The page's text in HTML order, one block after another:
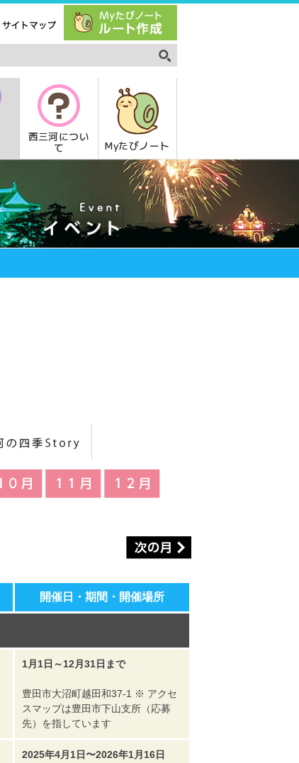
西三河につい
て
Myたびノート
開催日・期間・開催場所
1月1日～12月31日まで
豊田市大沼町越田和37-1 ※ アクセ
スマップは豊田市下山支所（応募
先）を指しています
2025年4月1日〜2026年1月16日